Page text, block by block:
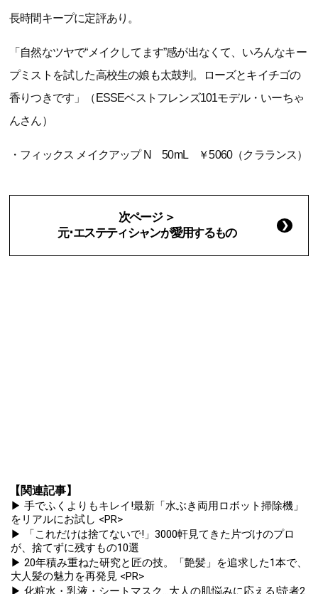
長時間キープに定評あり。
「自然なツヤで“メイクしてます”感が出なくて、いろんなキー
プミストを試した高校生の娘も太鼓判。ローズとキイチゴの
香りつきです」（ESSEベストフレンズ101モデル・いーちゃ
んさん）
・フィックス メイクアップ N 50mL ￥5060（クラランス）
次ページ ＞
元･エステティシャンが愛用するもの
【関連記事】
▶ 手でふくよりもキレイ!最新「水ぶき両用ロボット掃除機」
をリアルにお試し <PR>
▶ 「これだけは捨てないで!」3000軒見てきた片づけのプロ
が、捨てずに残すもの10選
▶ 20年積み重ねた研究と匠の技。「艶髪」を追求した1本で、
大人髪の魅力を再発見 <PR>
▶ 化粧水・乳液・シートマスク...大人の肌悩みに応える!読者2